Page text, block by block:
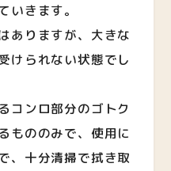
いきます。
ありますが、大きな
けられない状態でし
コンロ部分のゴトク
もののみで、使用に
、十分清掃で拭き取